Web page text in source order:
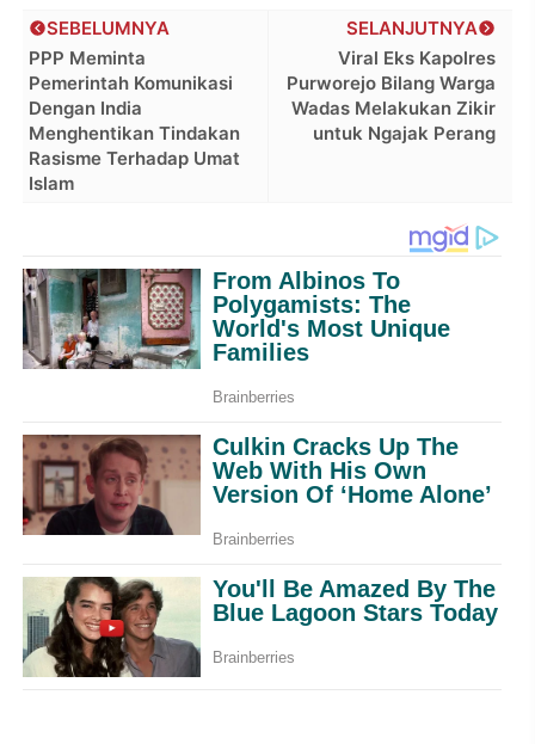
SELANJUTNYA
Viral Eks Kapolres
Purworejo Bilang Warga
Wadas Melakukan Zikir
untuk Ngajak Perang
SEBELUMNYA
PPP Meminta
Pemerintah Komunikasi
Dengan India
Menghentikan Tindakan
Rasisme Terhadap Umat
Islam